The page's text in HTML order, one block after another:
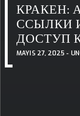
КРАКЕН:
ССЫЛКИ
ДОСТУП
MAYIS 27, 2025 -